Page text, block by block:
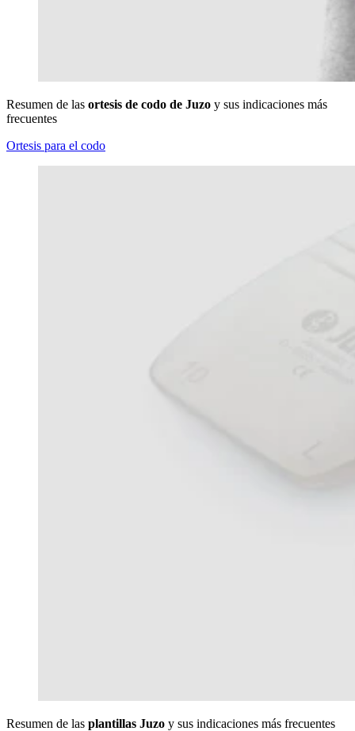
Resumen de las ortesis de codo de Juzo y sus indicaciones más
frecuentes
Ortesis para el codo
Resumen de las plantillas Juzo y sus indicaciones más frecuentes